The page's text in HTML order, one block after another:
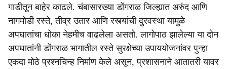
गाडीतून बाहेर काढले. चंबासारख्या डोंगराळ जिल्ह्यात अरुंद आणि
नागमोडी रस्ते, तीव्र उतार आणि रस्त्यांची दुरवस्था यामुळे
अपघातांचा धोका नेहमीच वाढलेला असतो. लागोपाठ झालेल्या या दोन
अपघातांनी डोंगराळ भागातील रस्ते सुरक्षेच्या उपाययोजनांवर पुन्हा
एकदा मोठे प्रश्नचिन्ह निर्माण केले असून, प्रशासनाने आतातरी यावर